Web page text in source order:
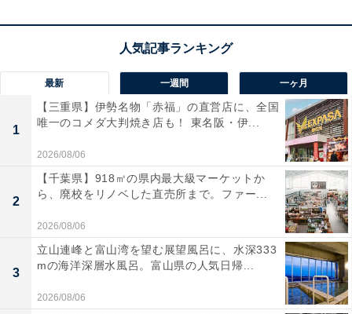
楽天トラベルでホテルを見る
最新 一週間 一ヶ月
1
【三重県】伊勢名物「赤福」の直営店に、全国
唯一のコメダ大判焼き店も！ 東名阪・伊...
2026/08/06
2
【千葉県】918㎡の県内最大級マーケットか
ら、廃校をリノベした直売所まで。ファー...
2026/08/06
3
立山連峰と富山湾を望む展望風呂に、水深333
mの海洋深層水風呂。富山県の人気日帰...
2026/08/06